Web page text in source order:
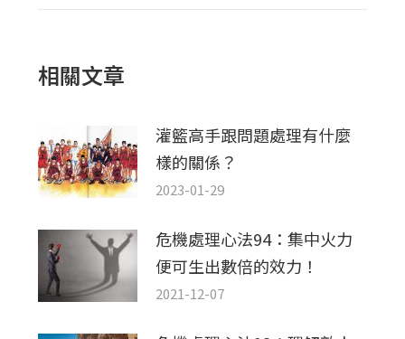
篇
相關文章
灌籃高手跟問題處理有什麼
樣的關係？
2023-01-29
危機處理心法94：集中火力
便可生出數倍的效力！
2021-12-07